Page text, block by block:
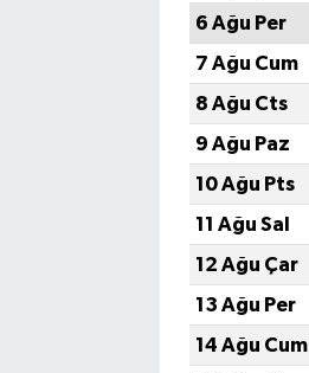
6 Ağu Per
7 Ağu Cum
8 Ağu Cts
9 Ağu Paz
10 Ağu Pts
11 Ağu Sal
12 Ağu Çar
13 Ağu Per
14 Ağu Cum